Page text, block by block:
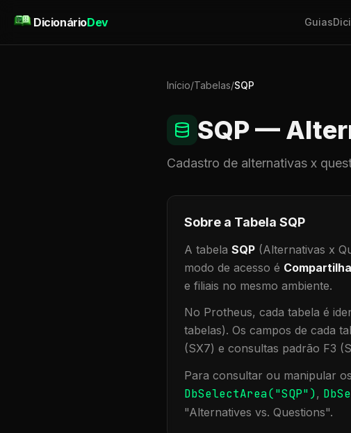
DicionárioDev Guias
Início/Tabelas/SQP
SQP—
Cadastro de alternativas x
Sobre a Tabela SQP
A tabela SQP (Alternativas x
modo de acesso é
e filiais no mesmo ambiente.
No Protheus, cada tabela é
tabelas). Os campos de cada
(SX7) e consultas padrão F3
Para consultar ou manipular
DbSelectArea("SQP"),
"Alternatives vs. Questions".